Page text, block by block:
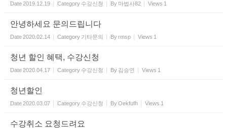
Date2019.12.19 Category 수강신청 By 마법사82 Views 1
안녕하세요 문의드립니다
Date2020.02.14 Category 기타문의 Byrmsp Views 1
청년 할인 혜택, 수강신청
Date2020.04.17 Category 수강신청 By 김승연 Views 1
청년할인
Date2020.03.07 Category 수강신청 ByOekfufh Views 1
수강취소 요청드려요